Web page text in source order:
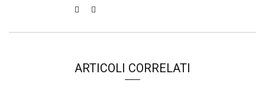
ARTICOLI CORRELATI